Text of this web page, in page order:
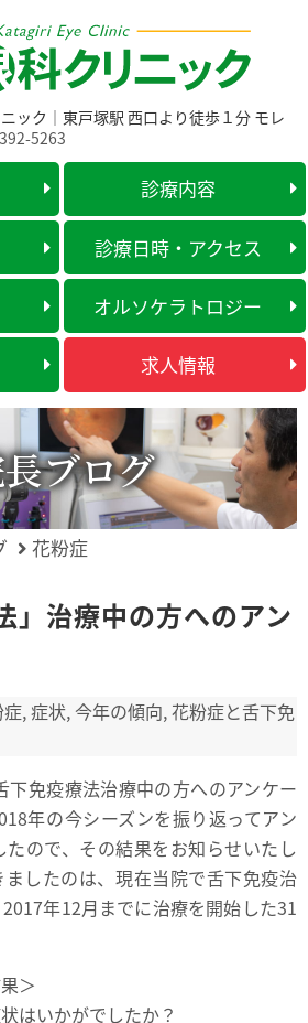
ック｜東戸塚駅 西口より徒歩１分 モレ
5263
診療内容
診療日時・アクセス
オルソケラトロジー
求人情報
ブログ
花粉症
」治療中の方へのアン
,症状,今年の傾向,花粉症と舌下免
下免疫療法治療中の方へのアンケー
年の今シーズンを振り返ってアン
ので、その結果をお知らせいたし
ましたのは、現在当院で舌下免疫治
年12月までに治療を開始した31
＞
はいかがでしたか？